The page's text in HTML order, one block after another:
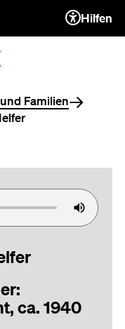
(ACCESSKEY 1)
(ACCESSKEY 3)
Hilfen
Familien
ca. 1940